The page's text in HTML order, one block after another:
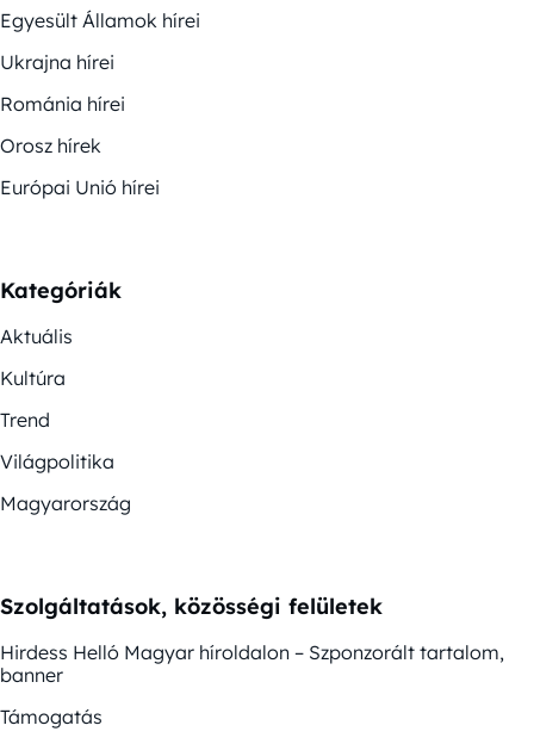
Egyesült Államok hírei
Ukrajna hírei
Románia hírei
Orosz hírek
Európai Unió hírei
Kategóriák
Aktuális
Kultúra
Trend
Világpolitika
Magyarország
Szolgáltatások, közösségi felületek
Hirdess Helló Magyar híroldalon – Szponzorált tartalom,
banner
Támogatás